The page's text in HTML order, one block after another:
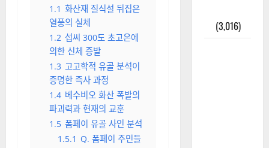
1.1 화산재 질식설 뒤집은
열풍의 실체
1.2 섭씨 300도 초고온에
의한 신체 증발
1.3 고고학적 유골 분석이
증명한 즉사 과정
1.4 베수비오 화산 폭발의
파괴력과 현재의 교훈
1.5 폼페이 유골 사인 분석
1.5.1 Q. 폼페이 주민들
(3,016)